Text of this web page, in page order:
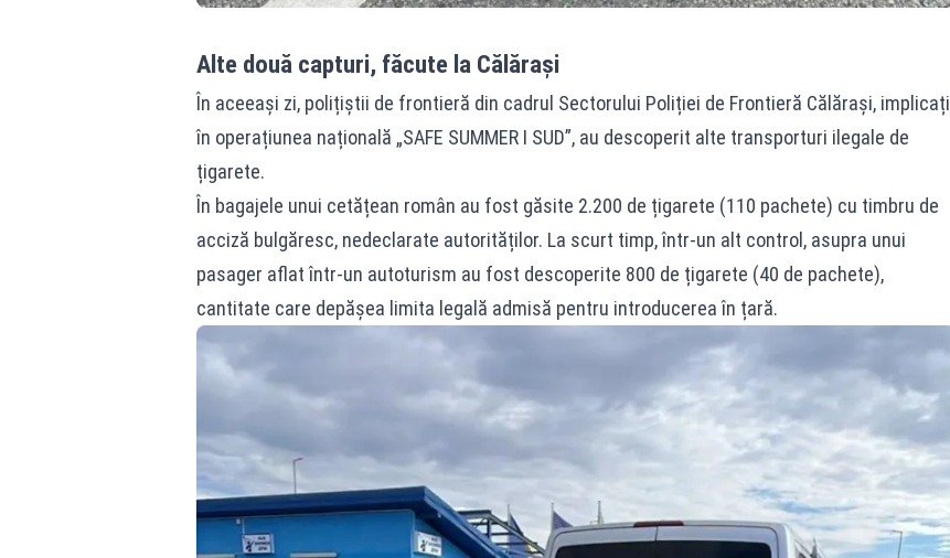
Alte două capturi, făcute la Călărași
În aceeași zi, polițiștii de frontieră din cadrul Sectorului Poliției de Frontieră Călărași, implicați
în operațiunea națională „SAFE SUMMER I SUD”, au descoperit alte transporturi ilegale de
țigarete.
În bagajele unui cetățean român au fost găsite 2.200 de țigarete (110 pachete) cu timbru de
acciză bulgăresc, nedeclarate autorităților. La scurt timp, într-un alt control, asupra unui
pasager aflat într-un autoturism au fost descoperite 800 de țigarete (40 de pachete),
cantitate care depășea limita legală admisă pentru introducerea în țară.